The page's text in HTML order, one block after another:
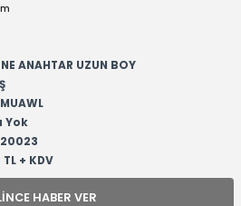
ANAHTAR UZUN BOY
Yok
+ KDV
HABER VER